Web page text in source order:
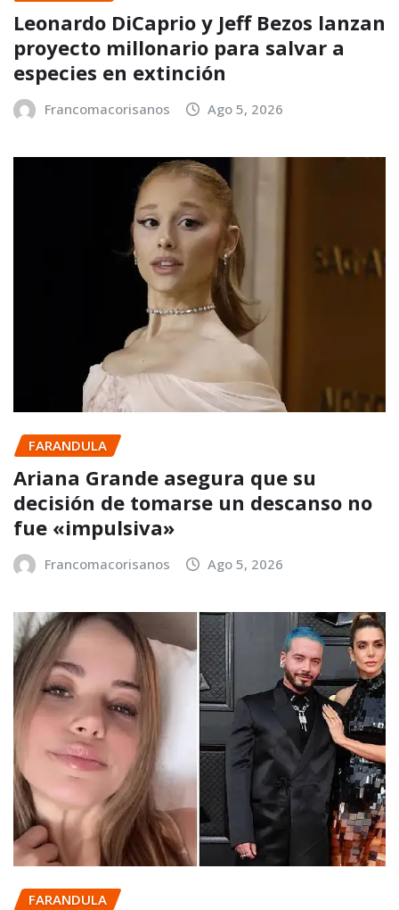
Leonardo DiCaprio y Jeff Bezos lanzan
proyecto millonario para salvar a
especies en extinción
Francomacorisanos Ago 5, 2026
FARANDULA
Ariana Grande asegura que su
decisión de tomarse un descanso no
fue «impulsiva»
Francomacorisanos Ago 5, 2026
FARANDULA